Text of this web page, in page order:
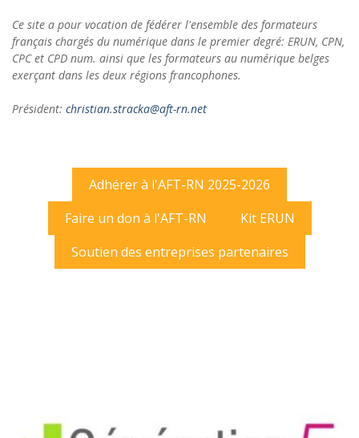
Ce site a pour vocation de fédérer l'ensemble des formateurs
français chargés du numérique dans le premier degré: ERUN, CPN,
CPC et CPD num. ainsi que les formateurs au numérique belges
exerçant dans les deux régions francophones.
Président: christian.stracka@aft-rn.net
Adhérer à l'AFT-RN 2025-2026
Faire un don à l'AFT-RN
Kit ERUN
Soutien des entreprises partenaires